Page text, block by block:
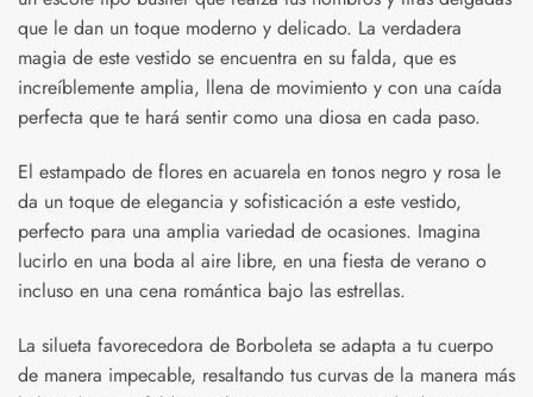
que le dan un toque moderno y delicado. La verdadera
magia de este vestido se encuentra en su falda, que es
increíblemente amplia, llena de movimiento y con una caída
perfecta que te hará sentir como una diosa en cada paso.
El estampado de flores en acuarela en tonos negro y rosa le
da un toque de elegancia y sofisticación a este vestido,
perfecto para una amplia variedad de ocasiones. Imagina
lucirlo en una boda al aire libre, en una fiesta de verano o
incluso en una cena romántica bajo las estrellas.
La silueta favorecedora de Borboleta se adapta a tu cuerpo
de manera impecable, resaltando tus curvas de la manera más